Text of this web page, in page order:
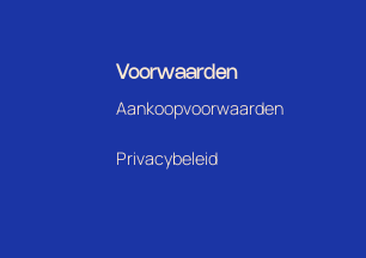
Voorwaarden
Aankoopvoorwaarden
Privacybeleid